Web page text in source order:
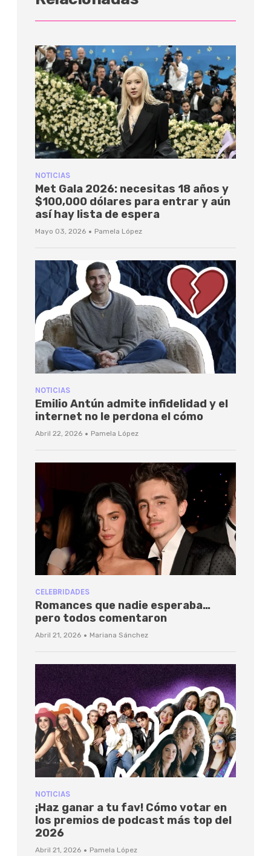
NOTICIAS
Met Gala 2026: necesitas 18 años y
$100,000 dólares para entrar y aún
así hay lista de espera
Mayo 03, 2026 · Pamela López
NOTICIAS
Emilio Antún admite infidelidad y el
internet no le perdona el cómo
Abril 22, 2026 · Pamela López
CELEBRIDADES
Romances que nadie esperaba…
pero todos comentaron
Abril 21, 2026 · Mariana Sánchez
NOTICIAS
¡Haz ganar a tu fav! Cómo votar en
los premios de podcast más top del
2026
Abril 21, 2026 · Pamela López